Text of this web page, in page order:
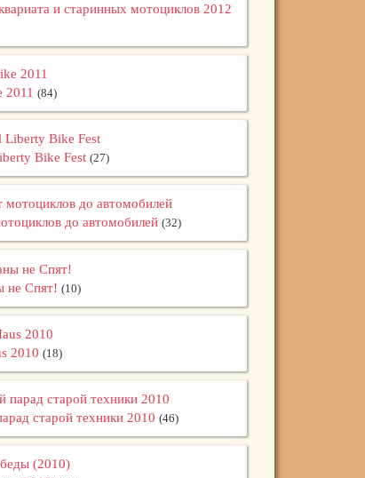
и старинных мотоциклов 2012
2011 (84)
Bike Fest (27)
до автомобилей (32)
не Спят! (10)
2010 (18)
старой техники 2010 (46)